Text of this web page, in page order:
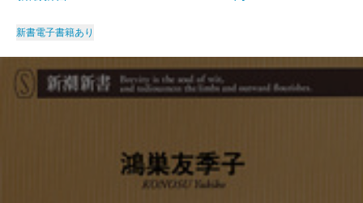
新書電子書籍あり